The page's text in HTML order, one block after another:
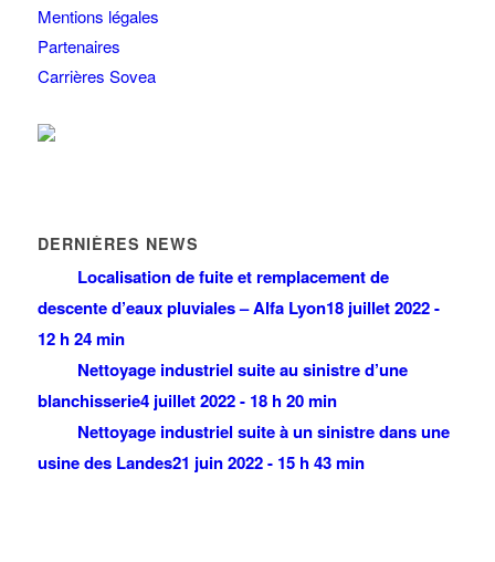
Mentions légales
Partenaires
Carrières Sovea
DERNIÈRES NEWS
Localisation de fuite et remplacement de
descente d’eaux pluviales – Alfa Lyon18 juillet 2022 -
12 h 24 min
Nettoyage industriel suite au sinistre d’une
blanchisserie4 juillet 2022 - 18 h 20 min
Nettoyage industriel suite à un sinistre dans une
usine des Landes21 juin 2022 - 15 h 43 min